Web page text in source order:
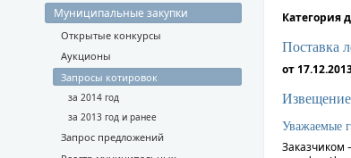
Муниципальные закупки
Открытые конкурсы
Аукционы
Запросы котировок
за 2014 год
за 2013 год и ранее
Запрос предложений
Категория
Поставка
от
Извещение
Уважаемые
Заказчиком